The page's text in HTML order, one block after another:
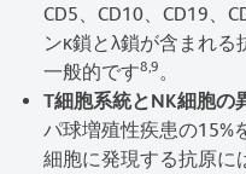
CD5、CD10、CD19、
ンκ鎖とλ鎖が含まれ
一般的です8,9 。
T細胞系統とNK細胞の
パ球増殖性疾患の15%
細胞に発現する抗原に